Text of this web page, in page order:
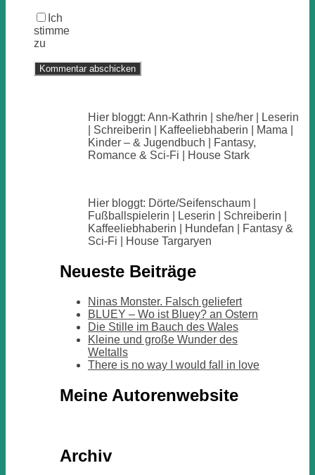
Ich
stimme
zu
Hier bloggt: Ann-Kathrin | she/her | Leserin
| Schreiberin | Kaffeeliebhaberin | Mama |
Kinder – & Jugendbuch | Fantasy,
Romance & Sci-Fi | House Stark
Hier bloggt: Dörte/Seifenschaum |
Fußballspielerin | Leserin | Schreiberin |
Kaffeeliebhaberin | Hundefan | Fantasy &
Sci-Fi | House Targaryen
Neueste Beiträge
Ninas Monster. Falsch geliefert
BLUEY – Wo ist Bluey? an Ostern
Die Stille im Bauch des Wales
Kleine und große Wunder des
Weltalls
There is no way I would fall in love
Meine Autorenwebsite
Archiv